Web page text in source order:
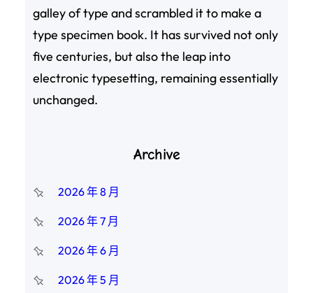
galley of type and scrambled it to make a
type specimen book. It has survived not only
five centuries, but also the leap into
electronic typesetting, remaining essentially
unchanged.
Archive
2026 年 8 月
2026 年 7 月
2026 年 6 月
2026 年 5 月